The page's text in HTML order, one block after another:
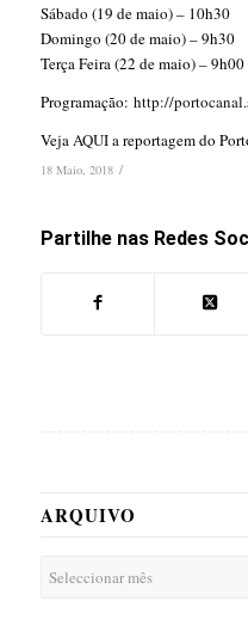
Sábado (19 de maio) – 10h30
Domingo (20 de maio) – 9h30
Terça Feira (22 de maio) – 9h00
Programação: http://
VejaAQUIa reportagem do
18 Maio, 2018 /
Partilhe nas Redes
ARQUIVO